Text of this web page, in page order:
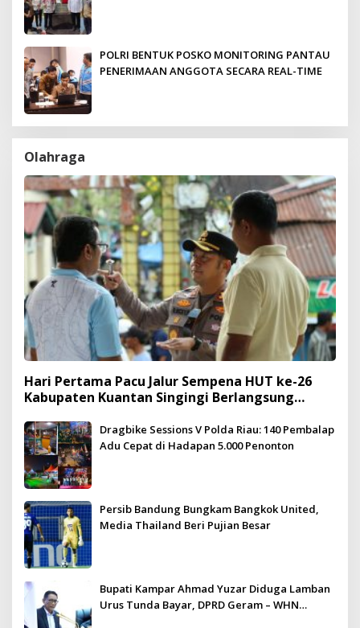
POLRI BENTUK POSKO MONITORING PANTAU
PENERIMAAN ANGGOTA SECARA REAL-TIME
Olahraga
Hari Pertama Pacu Jalur Sempena HUT ke-26
Kabupaten Kuantan Singingi Berlangsung
Dragbike Sessions V Polda Riau: 140 Pembalap
Adu Cepat di Hadapan 5.000 Penonton
Persib Bandung Bungkam Bangkok United,
Media Thailand Beri Pujian Besar
Bupati Kampar Ahmad Yuzar Diduga Lamban
Urus Tunda Bayar, DPRD Geram – WHN